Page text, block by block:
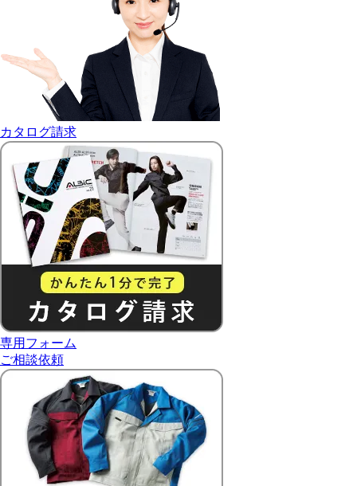
カタログ請求
専用フォーム
ご相談依頼